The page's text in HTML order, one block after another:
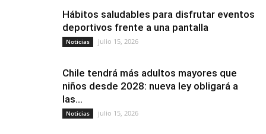
Hábitos saludables para disfrutar eventos
deportivos frente a una pantalla
Noticias julio 15, 2026
Chile tendrá más adultos mayores que
niños desde 2028: nueva ley obligará a
las...
Noticias julio 15, 2026